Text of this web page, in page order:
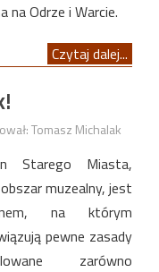
Odrze i Warcie.
Czytaj dalej...
Tomasz Michalak
Starego Miasta,
muzealny, jest
na którym
pewne zasady
zarówno